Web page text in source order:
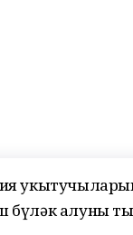
бүләк алуны